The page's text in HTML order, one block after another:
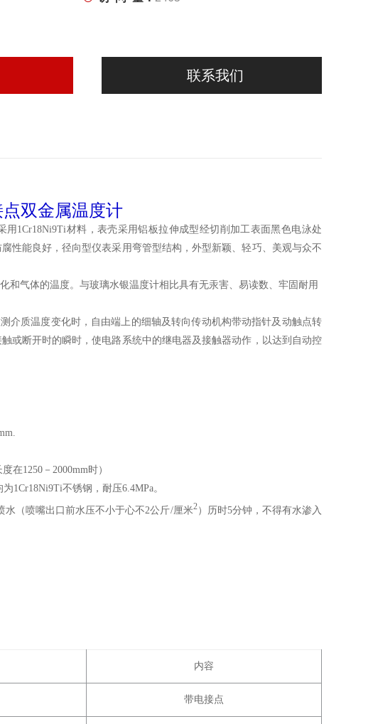
联系我们
点双金属温度计
1Cr18Ni9Ti材料，表壳采用铝板拉伸成型经切削加工表面黑色电泳处
性能良好，径向型仪表采用弯管型结构，外型新颖、轻巧、美观与众不
和气体的温度。与玻璃水银温度计相比具有无汞害、易读数、牢固耐用
介质温度变化时，自由端上的细轴及转向传动机构带动指针及动触点转
或断开时的瞬时，使电路系统中的继电器及接触器动作，以达到自动控
在1250－2000mm时）
1Cr18Ni9Ti不锈钢，耐压6.4MPa。
水（喷嘴出口前水压不小于心不2公斤/厘米2）历时5分钟，不得有水渗入
内容
带电接点